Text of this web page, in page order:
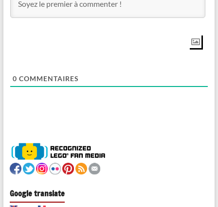
0 COMMENTAIRES
Google translate